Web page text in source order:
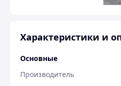
Характеристики и
Основные
Производитель